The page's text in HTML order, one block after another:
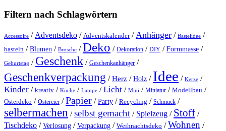
Filtern nach Schlagwörtern
Accessoire / Adventsdeko / Adventskalender/Anhänger / Bastelidee /
basteln /Blumen / Brosche /Deko / Dekoration / DIY /Formmasse /
Geburtstag / Geschenk / Geschenkanhänger /
Geschenkverpackung /Herz /Holz / Idee / Kerze /
Kinder / kreativ / Küche / Lampe /Licht / Mini / Miniatur / Modellbau /
Osterdeko / Ostereier /Papier /Party / Recycling / Schmuck /
selbermachen /selbst gemacht / Spielzeug / Stoff /
Tischdeko /Verlosung /Verpackung / Weihnachtsdeko /Wohnen /